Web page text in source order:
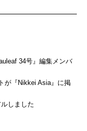
34号』編集メンバ
が『Nikkei Asia』に掲
しました